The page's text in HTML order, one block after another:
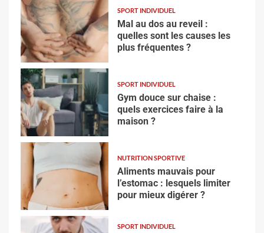
SPORT INDIVIDUEL
Mal au dos au reveil :
quelles sont les causes les
plus fréquentes ?
SPORT INDIVIDUEL
Gym douce sur chaise :
quels exercices faire à la
maison ?
NUTRITION SPORTIVE
Aliments mauvais pour
l’estomac : lesquels limiter
pour mieux digérer ?
SPORT INDIVIDUEL